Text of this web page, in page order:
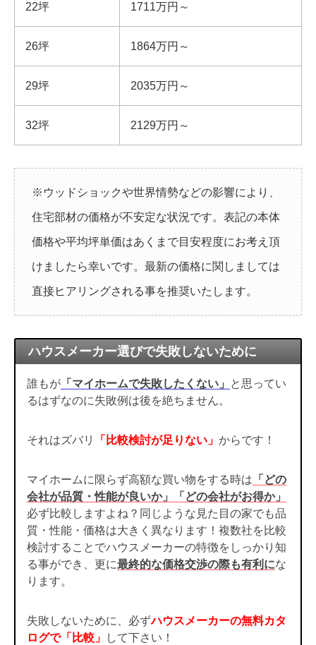
22坪 1711万円～
26坪 1864万円～
29坪 2035万円～
32坪 2129万円～
※ウッドショックや世界情勢などの影響により、
住宅部材の価格が不安定な状況です。表記の本体
価格や平均坪単価はあくまで目安程度にお考え頂
けましたら幸いです。最新の価格に関しましては
直接ヒアリングされる事を推奨いたします。
ハウスメーカー選びで失敗しないために
誰もが 「マイホームで失敗したくない」
と思ってい
るはずなのに失敗例は後を絶ちません。
それはズバリ 「比較検討が足りない」 からです！
マイホームに限らず高額な買い物をする時は 「どの
会社が品質・性能が良いか」「どの会社がお得か」
必ず比較しますよね？同じような見た目の家でも品
質・性能・価格は大きく異なります！複数社を比較
検討することでハウスメーカーの特徴をしっかり知
る事ができ、更に最終的な価格交渉の際も有利にな
ります。
失敗しないために、必ずハウスメーカーの無料カタ
ログで「比較」
して下さい！